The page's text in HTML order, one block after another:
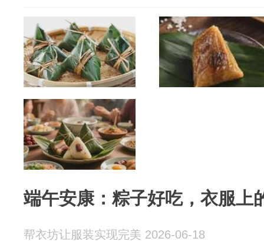
端午安康：粽子好吃，衣服上
帮衣坊让服装实现完美 2026-06-18